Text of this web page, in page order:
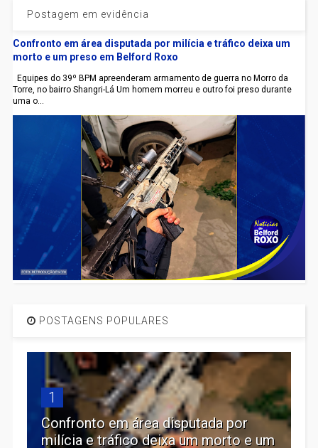
Postagem em evidência
Confronto em área disputada por milícia e tráfico deixa um
morto e um preso em Belford Roxo
Equipes do 39º BPM apreenderam armamento de guerra no Morro da
Torre, no bairro Shangri-Lá Um homem morreu e outro foi preso durante
uma o...
POSTAGENS POPULARES
1
Confronto em área disputada por
milícia e tráfico deixa um morto e um